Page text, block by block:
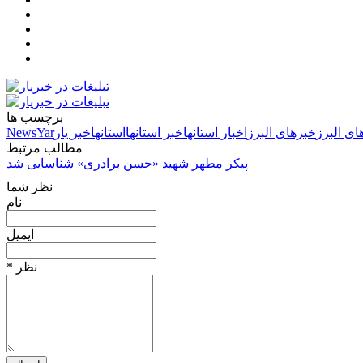
برچسب ها
NewsYar
البرز خبرهای البرز اخبار استانهاخبر استانها استانهاخبر یار
مطالب مرتبط
پیکر مطهر شهید «حسن برادری» شناسایی شد
نظر شما
نام
ایمیل
* نظر